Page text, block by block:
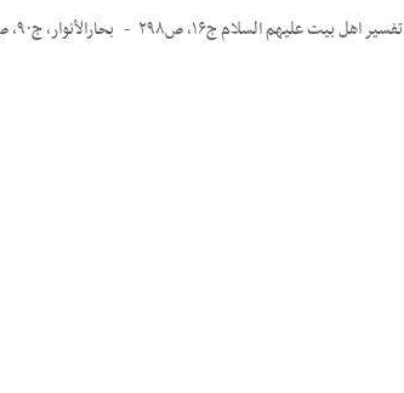
تفسیر اهل بیت علیهم السلام ج۱۶، ص۲۹۸ بحارالأنوار، ج۹۰، ص۲۶۴